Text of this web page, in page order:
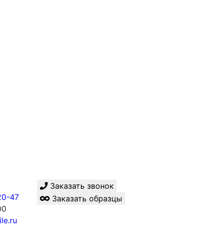
47
Заказать звонок
Заказать образцы